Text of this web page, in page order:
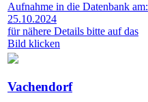
Aufnahme in die Datenbank am:
25.10.2024
für nähere Details bitte auf das
Bild klicken
Vachendorf